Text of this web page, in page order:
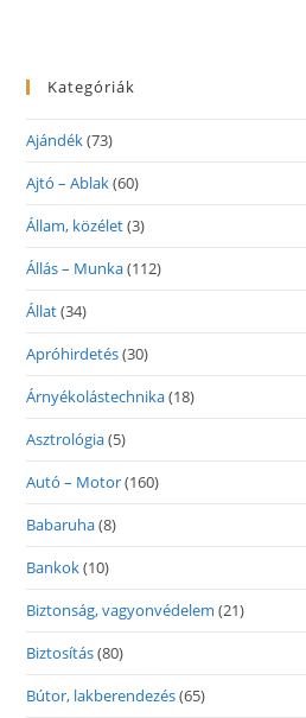
Kategóriák
Ajándék(73)
Ajtó – Ablak(60)
Állam, közélet(3)
Állás – Munka(112)
Állat(34)
Apróhirdetés(30)
Árnyékolástechnika(18)
Asztrológia(5)
Autó – Motor(160)
Babaruha(8)
Bankok(10)
Biztonság, vagyonvédelem (21)
Biztosítás(80)
Bútor, lakberendezés(65)